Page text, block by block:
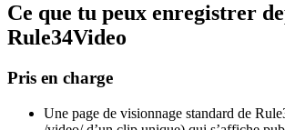
Ce que tu peux enregistrer
Rule34Video
Pris en charge
Une page de visionnage standard de